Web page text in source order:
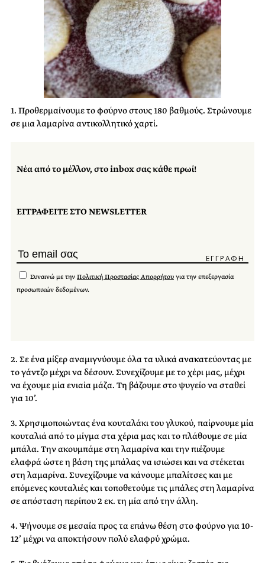
1. Προθερμαίνουμε το φούρνο στους 180 βαθμούς. Στρώνουμε
σε μια λαμαρίνα αντικολλητικό χαρτί.
Νέα από το μέλλον, στο inbox σας κάθε πρωί!
ΕΓΓΡΑΦΕΙΤΕ ΣΤΟ NEWSLETTER
Συναινώ με την Πολιτική Προστασίας Απορρήτου για την επεξεργασία
προσωπικών δεδομένων.
2. Σε ένα μίξερ αναμιγνύουμε όλα τα υλικά ανακατεύοντας με
το γάντζο μέχρι να δέσουν. Συνεχίζουμε με το χέρι μας, μέχρι
να έχουμε μία ενιαία μάζα. Τη βάζουμε στο ψυγείο να σταθεί
για 10’.
3. Χρησιμοποιώντας ένα κουταλάκι του γλυκού, παίρνουμε μία
κουταλιά από το μίγμα στα χέρια μας και το πλάθουμε σε μία
μπάλα. Την ακουμπάμε στη λαμαρίνα και την πιέζουμε
ελαφρά ώστε η βάση της μπάλας να ισιώσει και να στέκεται
στη λαμαρίνα. Συνεχίζουμε να κάνουμε μπαλίτσες και με
επόμενες κουταλιές και τοποθετούμε τις μπάλες στη λαμαρίνα
σε απόσταση περίπου 2 εκ. τη μία από την άλλη.
4. Ψήνουμε σε μεσαία προς τα επάνω θέση στο φούρνο για 10-
12’ μέχρι να αποκτήσουν πολύ ελαφρύ χρώμα.